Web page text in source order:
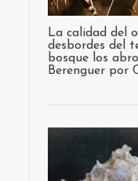
La calidad del
desbordes del
bosque los
Berenguer por